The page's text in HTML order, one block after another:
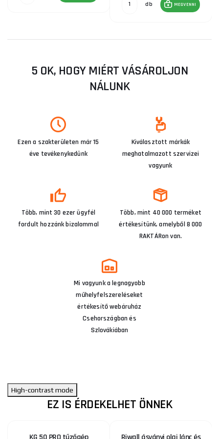
db MEGVENNI
5 OK, HOGY MIÉRT VÁSÁROLJON
NÁLUNK
Ezen a szakterületen már 15
éve tevékenykedünk
Kiválasztott márkák
meghatalmazott szervizei
vagyunk
Több, mint 30 ezer ügyfél
fordult hozzánk bizalommal
Több, mint 40 000 terméket
értékesítünk, amelyből 8 000
RAKTÁRon van.
Mi vagyunk a legnagyobb
műhelyfelszereléseket
értékesítő webáruház
Csehországban és
Szlovákiában
High-contrast mode
EZ IS ÉRDEKELHET ÖNNEK